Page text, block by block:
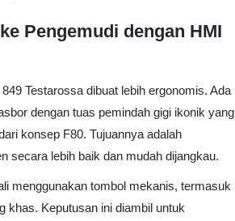
Pengemudi dengan HMI
Testarossa dibuat lebih ergonomis. Ada
dengan tuas pemindah gigi ikonik yang
konsep F80. Tujuannya adalah
secara lebih baik dan mudah dijangkau.
menggunakan tombol mekanis, termasuk
khas. Keputusan ini diambil untuk